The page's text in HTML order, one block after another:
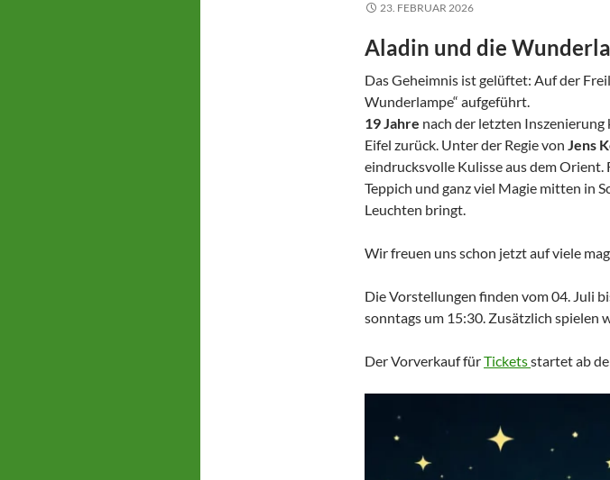
23. FEBRUAR 2026
Aladin und die
Das Geheimnis ist gelüftet: Auf der
Wunderlampe“ aufgeführt.
19 Jahre nach der letzten
Eifel zurück. Unter der Regie von Jens
eindrucksvolle Kulisse aus dem
Teppich und ganz viel Magie mitten in
Leuchten bringt.
Wir freuen uns schon jetzt auf viele
Die Vorstellungen finden vom 04. Juli
sonntags um 15:30. Zusätzlich spielen
Der Vorverkauf fürTicketsstartet ab